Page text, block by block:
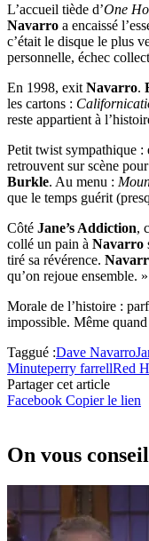
L’accueil tiède d’One
Navarro a encaissé
c’était le disque le plus
personnelle, échec
En 1998, exit Navarro.
les cartons :
reste appartient à
Petit twist sympathique :
retrouvent sur scène
Burkle. Au menu :
que le temps guérit
Côté Jane’s Addiction,
collé un pain à Navarro
tiré sa révérence.
qu’on rejoue ensemble. »
Morale de l’histoire :
impossible. Même quand
Taggué :Dave Navarro
Minuteperry farrellRed
Partager cet article
Facebook Copier le lien
On vous